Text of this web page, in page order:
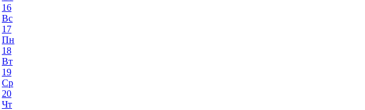
16
Вс
17
Пн
18
Вт
19
Ср
20
Чт